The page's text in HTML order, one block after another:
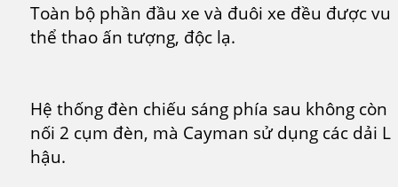
Toàn bộ phần đầu xe và đuôi xe đều được
thể thao ấn tượng, độc lạ.
Hệ thống đèn chiếu sáng phía sau không còn
nối 2 cụm đèn, mà Cayman sử dụng các dải
hậu.